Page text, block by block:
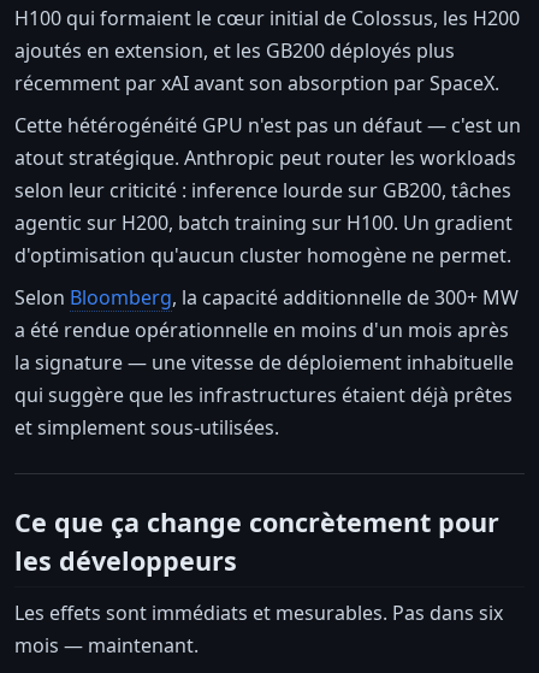
H100 qui formaient le cœur initial de Colossus, les H200
ajoutés en extension, et les GB200 déployés plus
récemment par xAI avant son absorption par SpaceX.
Cette hétérogénéité GPU n'est pas un défaut — c'est un
atout stratégique. Anthropic peut router les workloads
selon leur criticité : inference lourde sur GB200, tâches
agentic sur H200, batch training sur H100. Un gradient
d'optimisation qu'aucun cluster homogène ne permet.
Selon Bloomberg, la capacité additionnelle de 300+ MW
a été rendue opérationnelle en moins d'un mois après
la signature — une vitesse de déploiement inhabituelle
qui suggère que les infrastructures étaient déjà prêtes
et simplement sous-utilisées.
Ce que ça change concrètement pour
les développeurs
Les effets sont immédiats et mesurables. Pas dans six
mois — maintenant.